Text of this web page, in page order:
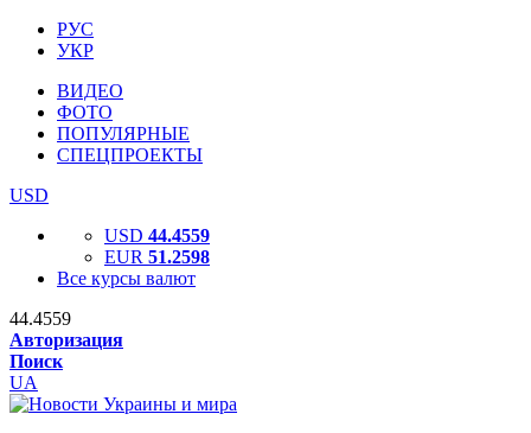
РУС
УКР
ВИДЕО
ФОТО
ПОПУЛЯРНЫЕ
СПЕЦПРОЕКТЫ
USD
USD 44.4559
EUR 51.2598
Все курсы валют
44.4559
Авторизация
Поиск
UA